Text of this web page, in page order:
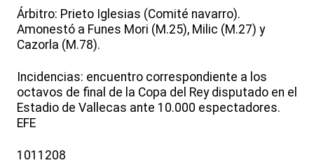
Árbitro: Prieto Iglesias (Comité navarro).
Amonestó a Funes Mori (M.25), Milic (M.27) y
Cazorla (M.78).
Incidencias: encuentro correspondiente a los
octavos de final de la Copa del Rey disputado en el
Estadio de Vallecas ante 10.000 espectadores.
EFE
1011208